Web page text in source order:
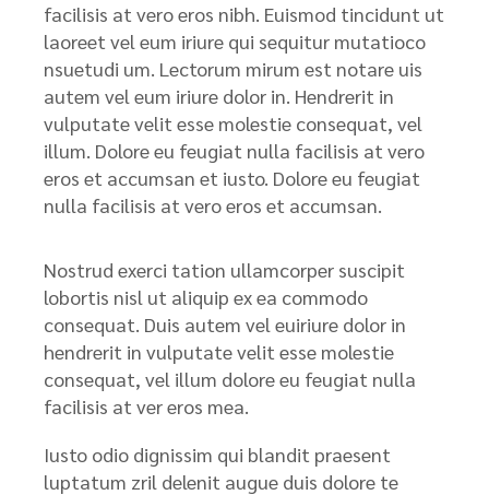
facilisis at vero eros nibh. Euismod tincidunt ut
laoreet vel eum iriure qui sequitur mutatioco
nsuetudi um. Lectorum mirum est notare uis
autem vel eum iriure dolor in. Hendrerit in
vulputate velit esse molestie consequat, vel
illum. Dolore eu feugiat nulla facilisis at vero
eros et accumsan et iusto. Dolore eu feugiat
nulla facilisis at vero eros et accumsan.
Nostrud exerci tation ullamcorper suscipit
lobortis nisl ut aliquip ex ea commodo
consequat. Duis autem vel euiriure dolor in
hendrerit in vulputate velit esse molestie
consequat, vel illum dolore eu feugiat nulla
facilisis at ver eros mea.
Iusto odio dignissim qui blandit praesent
luptatum zril delenit augue duis dolore te